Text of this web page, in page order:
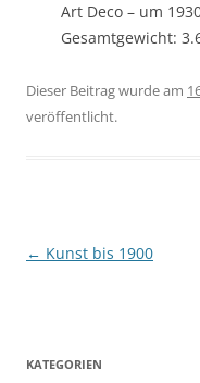
Art Deco – um
Gesamtgewicht:
Dieser Beitrag wurde am
veröffentlicht.
Beitragsnavigation
← Kunst bis 1900
KATEGORIEN